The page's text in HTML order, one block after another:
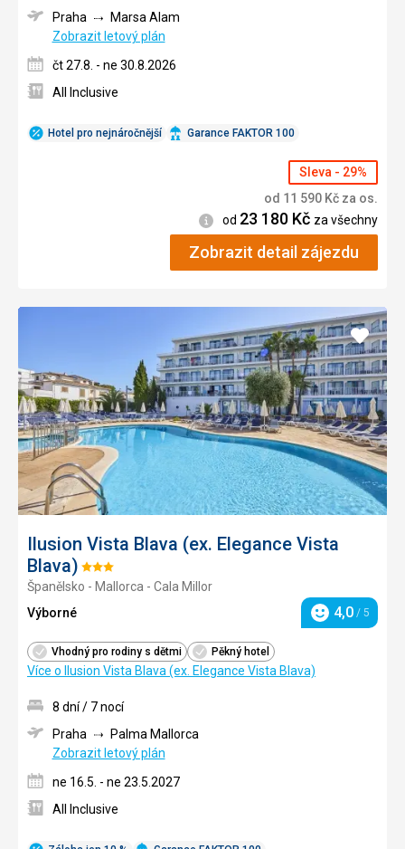
Hotel pro nejnáročnější Garance FAKTOR 100
Praha
Marsa Alam
Zobrazit letový plán
čt 27.8. - ne 30.8.2026
All Inclusive
Sleva - 29%
od 11 590 Kč za os.
Informace
od 23 180 Kč za všechny
Zobrazit detail zájezdu
Ilusion Vista Blava (ex. Elegance Vista
Blava) Hodnocení:
3/5
Španělsko - Mallorca - Cala Millor
Výborné
Hodnocení
4,0 / 5
Vhodný pro rodiny s dětmi Pěkný hotel
Více o Ilusion Vista Blava (ex. Elegance Vista Blava)
Přidat
do
8 dní / 7 nocí
Praha
Palma Mallorca
Zobrazit letový plán
ne 16.5. - ne 23.5.2027
All Inclusive